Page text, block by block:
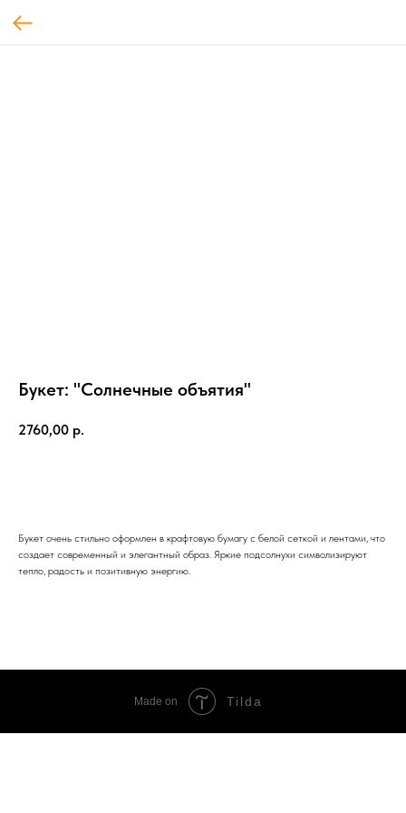
Букет: "Солнечные объятия"
2760,00 р.
Букет очень стильно оформлен в крафтовую бумагу с белой сеткой и лентами, что
создает современный и элегантный образ. Яркие подсолнухи символизируют
тепло, радость и позитивную энергию.
Made on Tilda